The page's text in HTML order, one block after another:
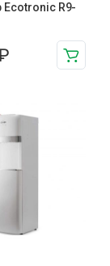
Ecotronic R9-